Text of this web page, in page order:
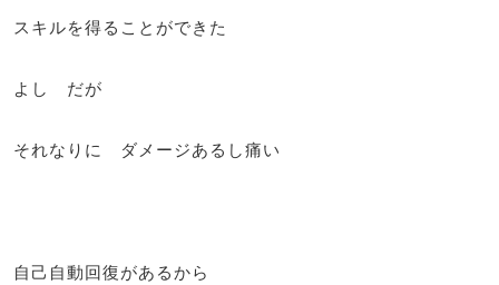
スキルを得ることができた
よし だが
それなりに ダメージあるし痛い
自己自動回復があるから